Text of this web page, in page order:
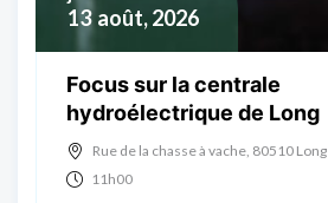
13 août, 2026
Focus sur la centrale
hydroélectrique de Long
Rue de la chasse à vache, 80510 Long
11h00